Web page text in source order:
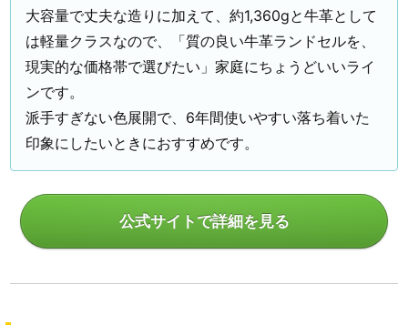
大容量で丈夫な造りに加えて、約1,360gと牛革として
は軽量クラスなので、「質の良い牛革ランドセルを、
現実的な価格帯で選びたい」家庭にちょうどいいライ
ンです。
派手すぎない色展開で、6年間使いやすい落ち着いた
印象にしたいときにおすすめです。
公式サイトで詳細を見る